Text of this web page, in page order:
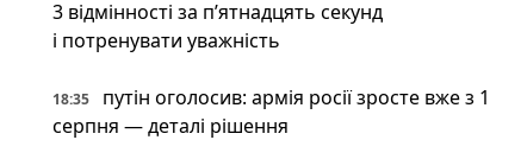
3 відмінності за п’ятнадцять секунд
і потренувати уважність
18:35
путін оголосив: армія росії зросте вже з 1
серпня — деталі рішення